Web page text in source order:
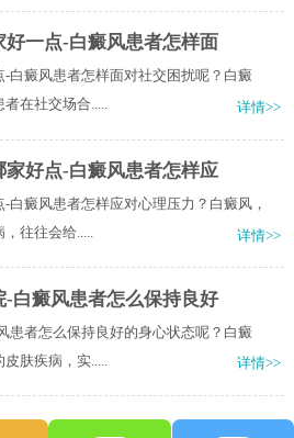
好一点-白癜风患者怎样面
白癜风患者怎样面对社交困扰呢？白癜
在社交场合.....
详情>>
家好点-白癜风患者怎样应
白癜风患者怎样应对心理压力？白癜风，
往往会给.....
详情>>
-白癜风患者怎么保持良好
患者怎么保持良好的身心状态呢？白癜
肤疾病，实.....
详情>>